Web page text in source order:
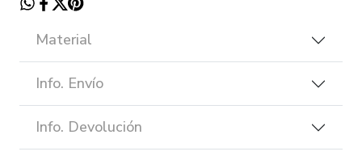
Material
Info. Envío
Info. Devolución